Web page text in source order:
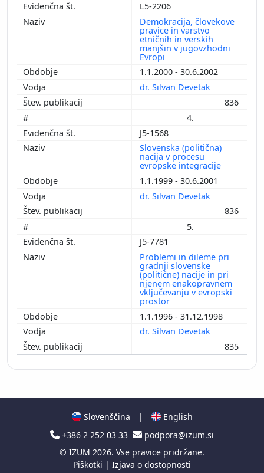
L5-2206
Demokracija, človekove
pravice in varstvo
etničnih in verskih
manjšin v jugovzhodni
Evropi
1.1.2000 - 30.6.2002
dr. Silvan Devetak
836
4.
J5-1568
Slovenska (politična)
nacija v procesu
evropske integracije
1.1.1999 - 30.6.2001
dr. Silvan Devetak
836
5.
J5-7781
Problemi in dileme pri
gradnji slovenske
(politične) nacije in pri
njenem enakopravnem
vključevanju v evropski
prostor
1.1.1996 - 31.12.1998
dr. Silvan Devetak
835
Slovenščina |
English
+386 2 252 03 33
podpora@izum.si
© IZUM 2026. Vse pravice pridržane.
Piškotki | Izjava o dostopnosti